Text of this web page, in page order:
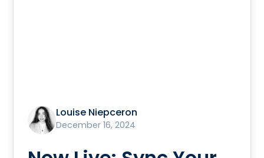
Louise Niepceron
December 16, 2024